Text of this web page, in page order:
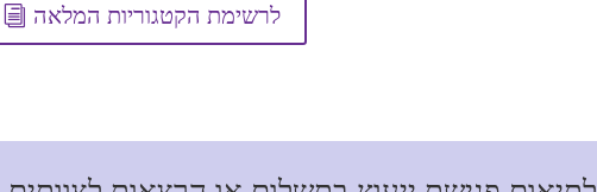
לרשימת הקטגוריות המלאה